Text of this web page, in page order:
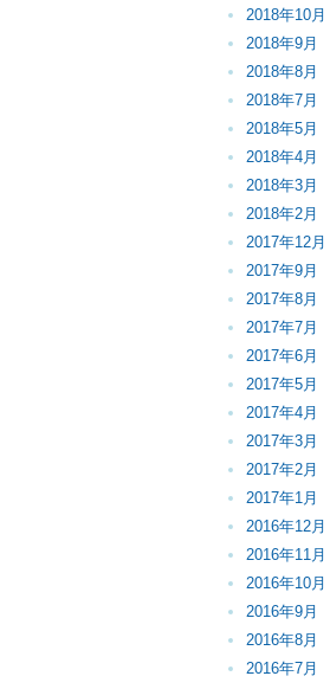
2018年10月
2018年9月
2018年8月
2018年7月
2018年5月
2018年4月
2018年3月
2018年2月
2017年12月
2017年9月
2017年8月
2017年7月
2017年6月
2017年5月
2017年4月
2017年3月
2017年2月
2017年1月
2016年12月
2016年11月
2016年10月
2016年9月
2016年8月
2016年7月